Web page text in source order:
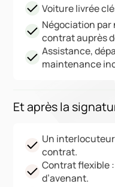
Voiture livrée
Négociation
contrat auprès
Assistance,
maintenance
Et après la
Un
contrat.
Contrat flexible
d’avenant.